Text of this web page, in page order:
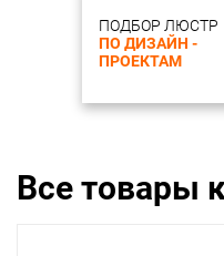
ПОДБОР ЛЮСТР
ПО ДИЗАЙН -
ПРОЕКТАМ
Все товары